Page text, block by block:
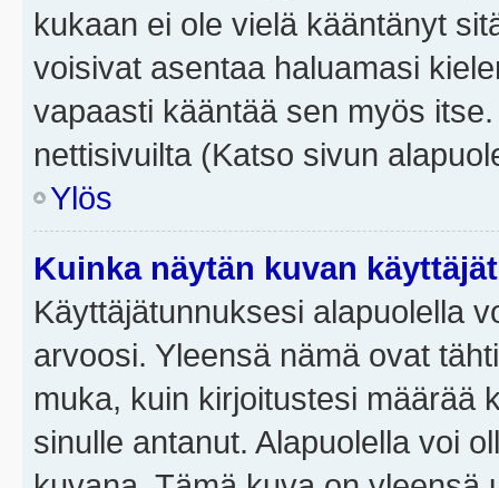
kukaan ei ole vielä kääntänyt
voisivat asentaa haluamasi
vapaasti kääntää sen myös
nettisivuilta (Katso sivun
Ylös
Kuinka näytän kuvan
Käyttäjätunnuksesi alapuolella
arvoosi. Yleensä nämä ovat
muka, kuin kirjoitustesi määrää
sinulle antanut. Alapuolella voi